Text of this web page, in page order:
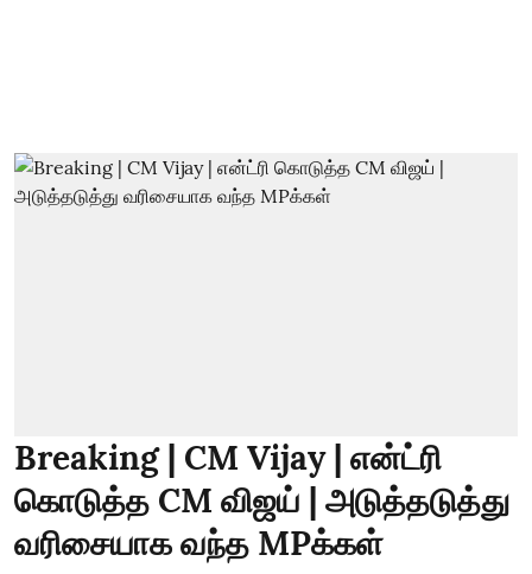
Breaking | CM Vijay | என்ட்ரி
கொடுத்த CM விஜய் | அடுத்தடுத்து
வரிசையாக வந்த MPக்கள்